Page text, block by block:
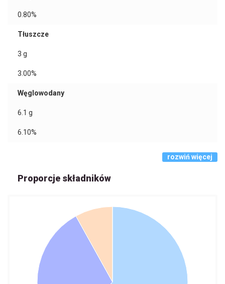
0.80%
Tłuszcze
3 g
3.00%
Węglowodany
6.1 g
6.10%
rozwiń więcej
Proporcje składników